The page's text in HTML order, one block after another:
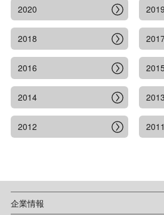
2020 2019
2018
2016 2015
2014 2013
2012 2011
企業情報